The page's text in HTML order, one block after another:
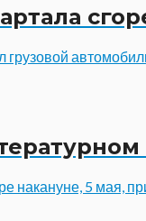
грузовой
накануне, 5 мая,